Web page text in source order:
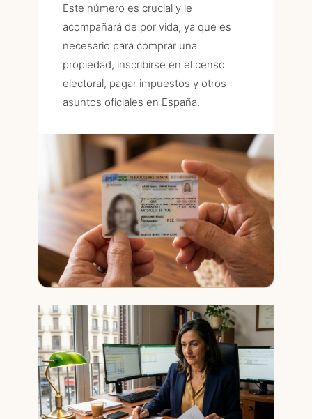
Este número es crucial y le
acompañará de por vida, ya que es
necesario para comprar una
propiedad, inscribirse en el censo
electoral, pagar impuestos y otros
asuntos oficiales en España.